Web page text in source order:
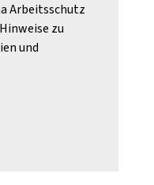
Weise
für
als auch
Arbeitsschutz
zu
und